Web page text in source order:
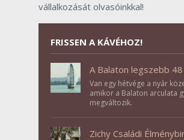
vállalkozását olvasóinkkal!
FRISSEN A KÁVÉHOZ!
A Balaton legszebb
Van egy hétvége a nyár
amikor a Balaton arculata
megváltozik.
Zichy Családi